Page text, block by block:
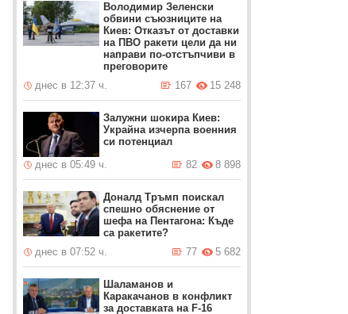
Володимир Зеленски
обвини съюзниците на
Киев: Отказът от доставки
на ПВО ракети цели да ни
направи по-отстъпчиви в
преговорите
днес в 12:37 ч.
15 248
167
Залужни шокира Киев:
Украйна изчерпа военния
си потенциал
днес в 05:49 ч.
8 898
82
Доналд Тръмп поискал
спешно обяснение от
шефа на Пентагона: Къде
са ракетите?
днес в 07:52 ч.
5 682
77
Шаламанов и
Каракачанов в конфликт
за доставката на F-16